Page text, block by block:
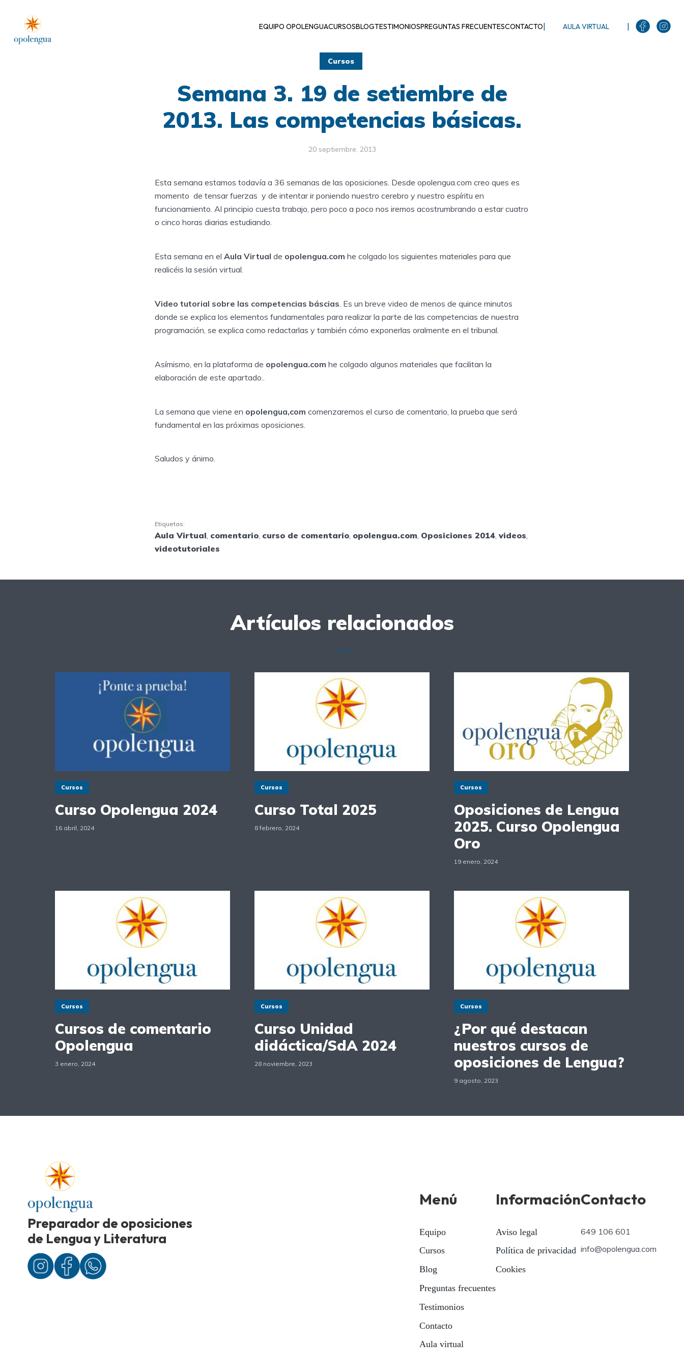
EQUIPO OPOLENGUACURSOSBLOGTESTIMONIOSPREGUNTAS FRECUENTESCONTACTO| AULA VIRTUAL |
Cursos
Semana 3. 19 de setiembre de
2013. Las competencias básicas.
20 septiembre, 2013
Esta semana estamos todavía a 36 semanas de las oposiciones. Desde opolengua.com creo ques es
momento de tensar fuerzas y de intentar ir poniendo nuestro cerebro y nuestro espíritu en
funcionamiento. Al principio cuesta trabajo, pero poco a poco nos iremos acostrumbrando a estar cuatro
o cinco horas diarias estudiando.
Esta semana en el Aula Virtual de opolengua.com he colgado los siguientes materiales para que
realicéis la sesión virtual.
Video tutorial sobre las competencias báscias. Es un breve video de menos de quince minutos
donde se explica los elementos fundamentales para realizar la parte de las competencias de nuestra
programación, se explica como redactarlas y también cómo exponerlas oralmente en el tribunal.
Asímismo, en la plataforma de opolengua.com he colgado algunos materiales que facilitan la
elaboración de este apartado..
La semana que viene en opolengua,com comenzaremos el curso de comentario, la prueba que será
fundamental en las próximas oposiciones.
Saludos y ánimo.
Etiquetas:
Aula Virtual comentario curso de comentario opolengua.com Oposiciones 2014 videos
videotutoriales
Artículos relacionados
Cursos
Curso Opolengua 2024
16 abril, 2024
Cursos
Curso Total 2025
8 febrero, 2024
Cursos
Oposiciones de Lengua
2025. Curso Opolengua
Oro
19 enero, 2024
Cursos
Cursos de comentario
Opolengua
3 enero, 2024
Cursos
Curso Unidad
didáctica/SdA 2024
28 noviembre, 2023
Cursos
¿Por qué destacan
nuestros cursos de
oposiciones de Lengua?
9 agosto, 2023
Preparador de oposiciones
de Lengua y Literatura
Menú
Equipo
Cursos
Blog
Preguntas frecuentes
Testimonios
Contacto
Aula virtual
Información
Aviso legal
Política de privacidad
Cookies
Contacto
649 106 601
info@opolengua.com